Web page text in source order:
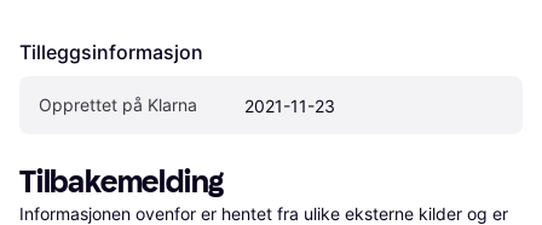
Tilleggsinformasjon
Opprettet på Klarna 2021-11-23
Tilbakemelding
Informasjonen ovenfor er hentet fra ulike eksterne kilder og er